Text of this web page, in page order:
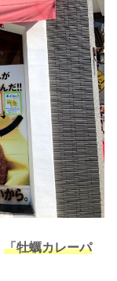
「牡蠣カレーパ